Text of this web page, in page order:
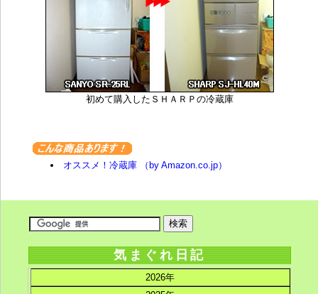
初めて購入したＳＨＡＲＰの冷蔵庫
オススメ！冷蔵庫 （by Amazon.co.jp）
気まぐれ日記